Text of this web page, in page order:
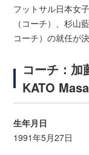
フットサル日本女
（コーチ）、杉山
コーチ）の就任が
コーチ：
KATO
生年月日
1991年5月27日